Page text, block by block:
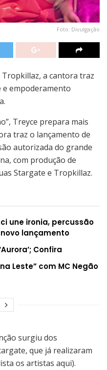
Foto: Divulgação
a cantora traz
e empoderamento
Treyce prepara mais
traz o lançamento de
autorizada do grande
com produção de
Stargate e Tropkillaz.
une ironia, percussão
lançamento
Confira
Leste” com MC Negão
surgiu dos
que já realizaram
os artistas aqui).